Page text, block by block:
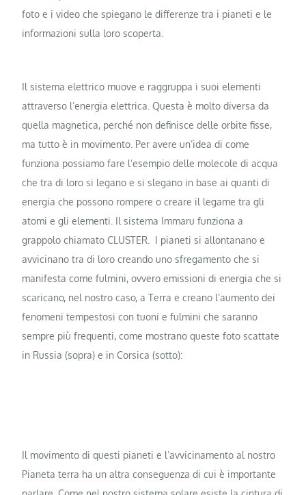
foto e i video che spiegano le differenze tra i pianeti e le
informazioni sulla loro scoperta.
Il sistema elettrico muove e raggruppa i suoi elementi
attraverso l’energia elettrica. Questa è molto diversa da
quella magnetica, perché non definisce delle orbite fisse,
ma tutto è in movimento. Per avere un’idea di come
funziona possiamo fare l’esempio delle molecole di acqua
che tra di loro si legano e si slegano in base ai quanti di
energia che possono rompere o creare il legame tra gli
atomi e gli elementi. Il sistema Immaru funziona a
grappolo chiamato CLUSTER. I pianeti si allontanano e
avvicinano tra di loro creando uno sfregamento che si
manifesta come fulmini, ovvero emissioni di energia che si
scaricano, nel nostro caso, a Terra e creano l’aumento dei
fenomeni tempestosi con tuoni e fulmini che saranno
sempre più frequenti, come mostrano queste foto scattate
in Russia (sopra) e in Corsica (sotto):
Il movimento di questi pianeti e l’avvicinamento al nostro
Pianeta terra ha un altra conseguenza di cui è importante